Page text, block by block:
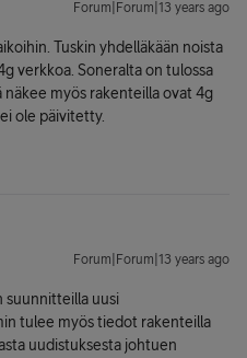
Forum|Forum|13 years ago
Tuskin yhdelläkään noista
verkkoa. Soneralta on tulossa
näkee myös rakenteilla ovat 4g
ole päivitetty.
Forum|Forum|13 years ago
suunnitteilla uusi
tulee myös tiedot rakenteilla
uudistuksesta johtuen